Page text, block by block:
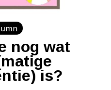
nog wat
is?